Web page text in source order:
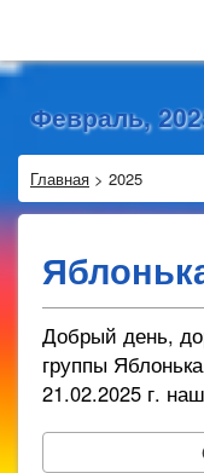
Февраль,
Главная > 2025
Добрый день,
группы
21.02.2025 г.